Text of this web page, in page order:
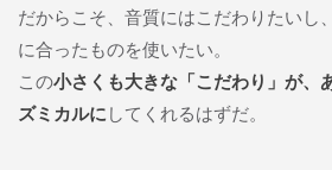
だからこそ、音質にはこだわりたいし
に合ったものを使いたい。
この小さくも大きな「こだわり」が、
ズミカルに してくれるはずだ。